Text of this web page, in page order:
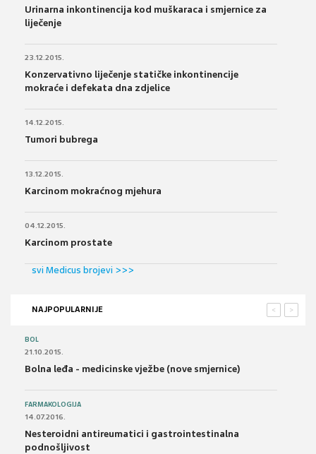
Urinarna inkontinencija kod muškaraca i smjernice za
liječenje
23.12.2015.
Konzervativno liječenje statičke inkontinencije
mokraće i defekata dna zdjelice
14.12.2015.
Tumori bubrega
13.12.2015.
Karcinom mokraćnog mjehura
04.12.2015.
Karcinom prostate
svi Medicus brojevi >>>
NAJPOPULARNIJE >
<
BOL
21.10.2015.
Bolna leđa - medicinske vježbe (nove smjernice)
FARMAKOLOGIJA
14.07.2016.
Nesteroidni antireumatici i gastrointestinalna
podnošljivost